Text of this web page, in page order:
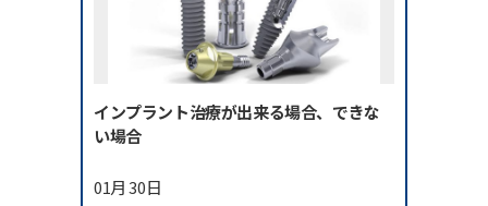
インプラント治療が出来る場合、できな
い場合
01月 30日